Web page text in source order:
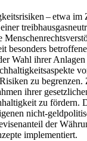
– etwa im
besonders
Wahl ihrer Anlagen
zu begrenzen.
ihrer
zu fördern.
nicht-
der
implementiert.